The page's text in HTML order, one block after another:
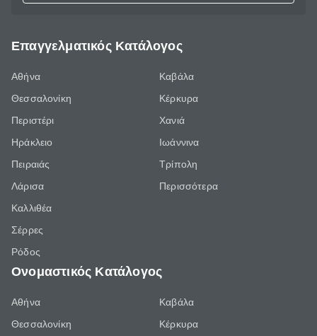
Επαγγελματικός Κατάλογος
Αθήνα
Θεσσαλονίκη
Περιστέρι
Ηράκλειο
Πειραιάς
Λάρισα
Καλλιθέα
Σέρρες
Ρόδος
Καβάλα
Κέρκυρα
Χανιά
Ιωάννινα
Τρίπολη
Περισσότερα
Ονομαστικός Κατάλογος
Αθήνα
Θεσσαλονίκη
Καβάλα
Κέρκυρα